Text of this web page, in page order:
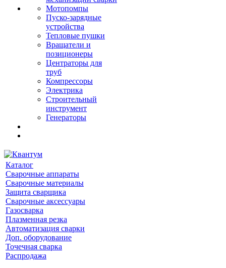
Мотопомпы
Пуско-зарядные
устройства
Тепловые пушки
Вращатели и
позиционеры
Центраторы для
труб
Компрессоры
Электрика
Строительный
инструмент
Генераторы
Каталог
Сварочные аппараты
Сварочные материалы
Защита сварщика
Сварочные аксессуары
Газосварка
Плазменная резка
Автоматизация сварки
Доп. оборудование
Точечная сварка
Распродажа